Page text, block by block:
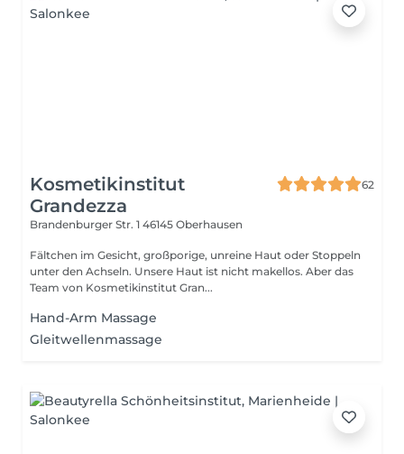
Kosmetikinstitut
Grandezza
62
Brandenburger Str. 1 46145 Oberhausen
Fältchen im Gesicht, großporige, unreine Haut oder Stoppeln
unter den Achseln. Unsere Haut ist nicht makellos. Aber das
Team von Kosmetikinstitut Gran...
Hand-Arm Massage
Gleitwellenmassage